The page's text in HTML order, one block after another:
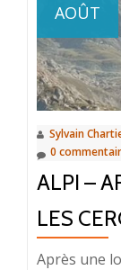
AOÛT
Sylvain
0
ALPI –
LES
Après une